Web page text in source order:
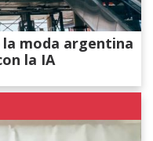
la moda argentina
la IA